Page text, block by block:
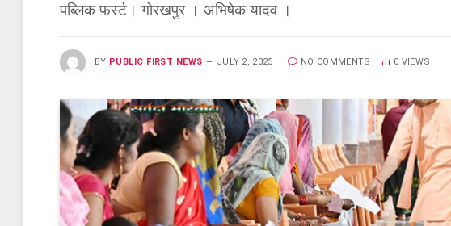
पब्लिक फर्स्ट। गोरखपुर । अभिषेक यादव ।
BY PUBLIC FIRST NEWS JULY 2, 2025 NO COMMENTS 0 VIEWS